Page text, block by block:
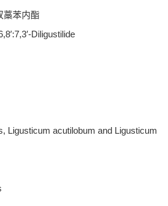
藁苯内酯
Diligustilide
Ligusticum acutilobum and Ligusticum